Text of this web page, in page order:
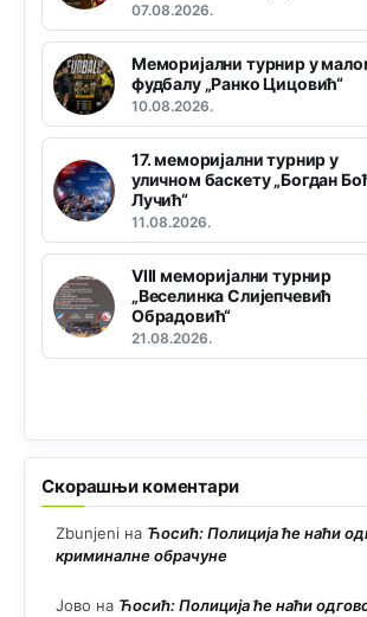
07.08.2026.
Меморијални турнир у
фудбалу „Ранко Цицовић“
10.08.2026.
17. меморијални турнир у
уличном баскету „Богдан
Лучић“
11.08.2026.
VIII меморијални турнир
„Веселинка Слијепчевић
Обрадовић“
21.08.2026.
Скорашњи коментари
Zbunjeni на Ћосић: Полиција ће наћи
криминалне обрачуне
Јово на Ћосић: Полиција ће наћи